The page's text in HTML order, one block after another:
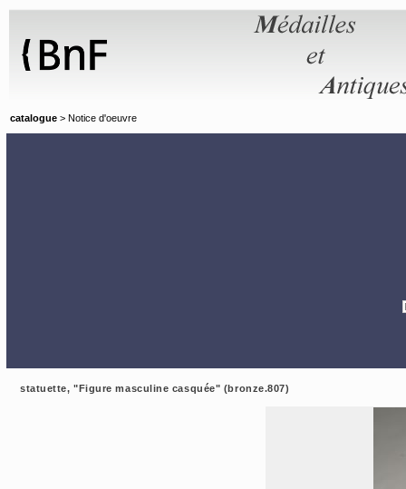
catalogue > Notice d'oeuvre
statuette, "Figure masculine casquée" (bronze.807)